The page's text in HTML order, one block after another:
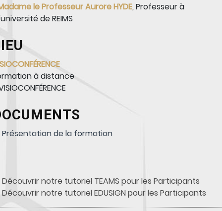
le Professeur Aurore HYDE, Professeur à
de REIMS
à distance
Présentation de la formation
Découvrir notre tutoriel TEAMS pour les Participants
Découvrir notre tutoriel EDUSIGN pour les Participants